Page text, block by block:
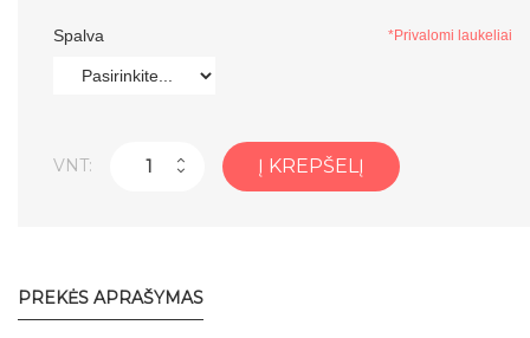
Spalva *Privalomi laukeliai
VNT: Į KREPŠELĮ
PREKĖS APRAŠYMAS